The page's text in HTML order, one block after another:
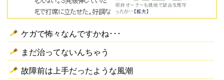
ケガで怖々なんですかね･･･
まだ治ってないんちゃう
故障前は上手だったような風潮